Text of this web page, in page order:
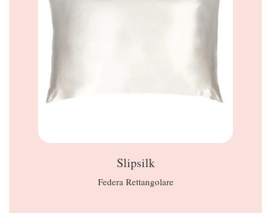
Slipsilk
Federa Rettangolare